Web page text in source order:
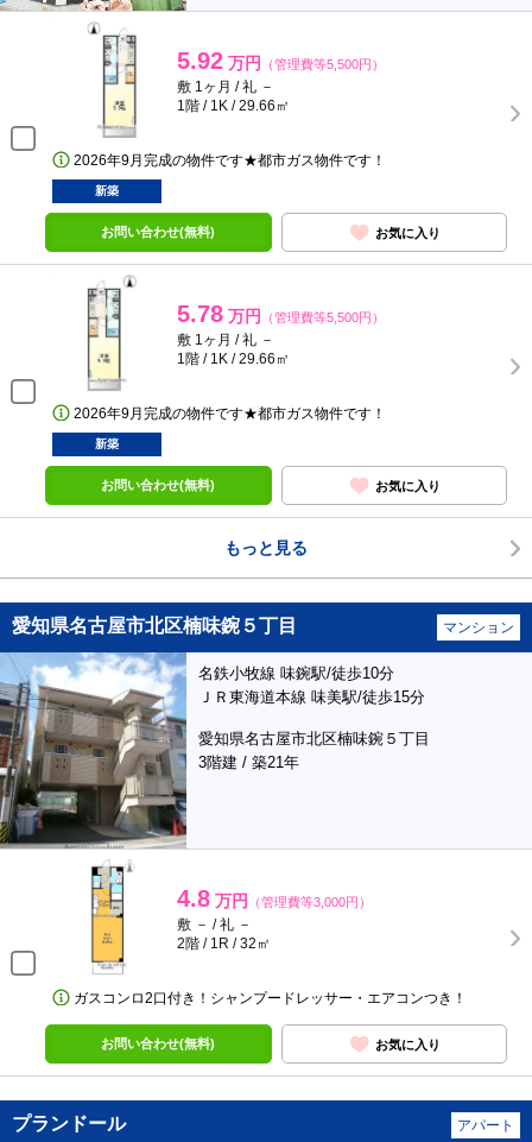
5.92 万円 （管理費等5,500円）
敷 1ヶ月 / 礼 －
1階 / 1K / 29.66㎡
2026年9月完成の物件です★都市ガス物件です！
新築
お問い合わせ(無料) お気に入り
5.78 万円 （管理費等5,500円）
敷 1ヶ月 / 礼 －
1階 / 1K / 29.66㎡
2026年9月完成の物件です★都市ガス物件です！
新築
お問い合わせ(無料) お気に入り
もっと見る
愛知県名古屋市北区楠味鋺５丁目 マンション
名鉄小牧線 味鋺駅/徒歩10分
ＪＲ東海道本線 味美駅/徒歩15分
愛知県名古屋市北区楠味鋺５丁目
3階建 / 築21年
4.8 万円 （管理費等3,000円）
敷 － / 礼 －
2階 / 1R / 32㎡
ガスコンロ2口付き！シャンプードレッサー・エアコンつき！
お問い合わせ(無料) お気に入り
プランドール アパート